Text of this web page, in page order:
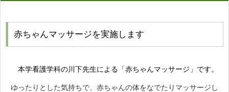
赤ちゃんマッサージを実施します
本学看護学科の川下先生による「赤ちゃんマッサージ」です。
ゆったりとした気持ちで、赤ちゃんの体をなでたりマッサージし